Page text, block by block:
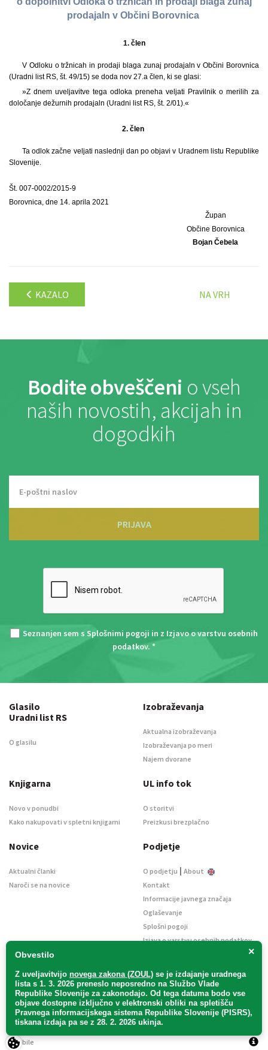
prodajaln v Občini Borovnica
1. člen
V Odloku o tržnicah in prodaji blaga zunaj prodajaln v Občini Borovnica
(Uradni list RS, št. 49/15) se doda nov 27.a člen, ki se glasi:
»Z dnem uveljavitve tega odloka preneha veljati Pravilnik o merilih za
določanje dežurnih prodajaln (Uradni list RS, št. 2/01).«
2. člen
Ta odlok začne veljati naslednji dan po objavi v Uradnem listu Republike
Slovenije.
Št. 007-0002/2015-9
Borovnica, dne 14. aprila 2021
Župan
Občine Borovnica
Bojan Čebela
KAZALO NA VRH
Bodite obveščeni o vseh
naših novostih, akcijah in
dogodkih
PRIJAVA
Seznanjen sem s Splošnimi pogoji in z Izjavo o varstvu osebnih
podatkov. *
×
Obvestilo
Z uveljavitvijo novega zakona (ZOUL) se je izdajanje uradnega
lista s 1. 3. 2026 preneslo neposredno na Službo Vlade
Republike Slovenije za zakonodajo. Od tega datuma bodo vse
objave dostopne izključno v elektronski obliki na spletišču
Pravnega informacijskega sistema Republike Slovenije (PISRS),
tiskana izdaja pa se z 28. 2. 2026 ukinja.
Glasilo
Uradni list RS
O glasilu
Izobraževanja
Aktualna izobraževanja
Izobraževanja po meri
Najem dvorane
Knjigarna
Novo v ponudbi
Kako nakupovati v spletni knjigarni
UL info tok
O storitvi
Preizkusi brezplačno
Novice
Aktualni članki
Naroči se na novice
Podjetje
O podjetju | About
Kontakt
Informacije javnega značaja
Oglaševanje
Splošni pogoji
Izjava o varstvu osebnih podatkov
Uradni list d. o. o. – v likvidaciji / Vse pravice pridržane.
2Mobile